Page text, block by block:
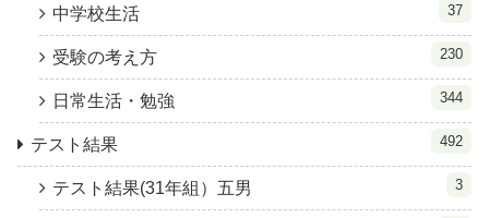
中学校生活 37
受験の考え方 230
日常生活・勉強 344
テスト結果 492
テスト結果(31年組）五男 3